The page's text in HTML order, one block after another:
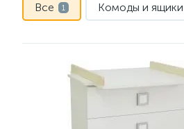
Все 1 Комоды и ящики